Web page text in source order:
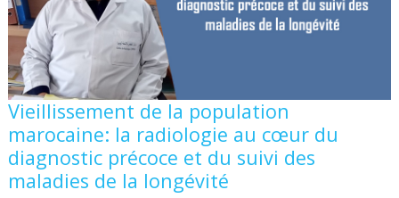
Vieillissement de la population
marocaine: la radiologie au cœur du
diagnostic précoce et du suivi des
maladies de la longévité